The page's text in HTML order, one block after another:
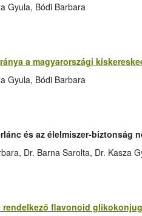
Gyula, Bódi Barbara
a magyarországi
Gyula, Bódi Barbara
és az élelmiszer-biztonság
Dr. Barna Sarolta, Dr. Kasza
flavonoid